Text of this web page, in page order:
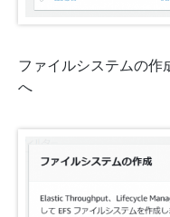
ファイルシステムの作
へ